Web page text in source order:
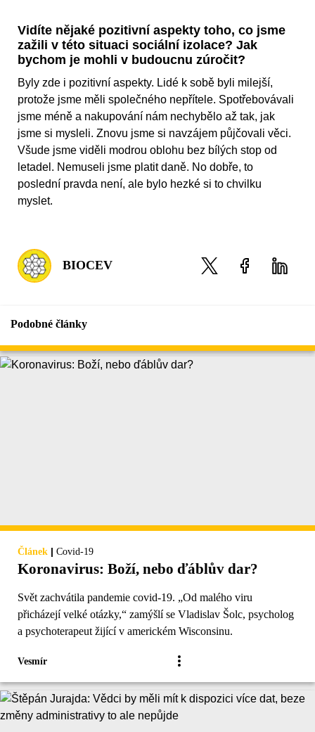
Vidíte nějaké pozitivní aspekty toho, co jsme
zažili v této situaci sociální izolace? Jak
bychom je mohli v budoucnu zúročit?
Byly zde i pozitivní aspekty. Lidé k sobě byli milejší,
protože jsme měli společného nepřítele. Spotřebovávali
jsme méně a nakupování nám nechybělo až tak, jak
jsme si mysleli. Znovu jsme si navzájem půjčovali věci.
Všude jsme viděli modrou oblohu bez bílých stop od
letadel. Nemuseli jsme platit daně. No dobře, to
poslední pravda není, ale bylo hezké si to chvilku
myslet.
BIOCEV
Podobné články
Článek | Covid-19
Koronavirus: Boží, nebo ďáblův dar?
Svět zachvátila pandemie covid-19. „Od malého viru
přicházejí velké otázky,“ zamýšlí se Vladislav Šolc, psycholog
a psychoterapeut žijící v americkém Wisconsinu.
Vesmír